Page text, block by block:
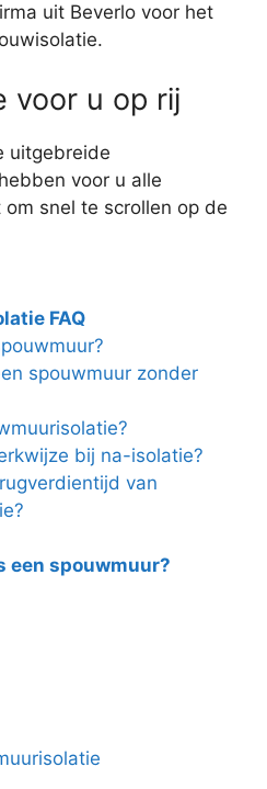
uit Beverlo voor het
voor u op rij
uitgebreide
voor u alle
snel te scrollen op de
FAQ
spouwmuur zonder
bij na-isolatie?
van
een spouwmuur?